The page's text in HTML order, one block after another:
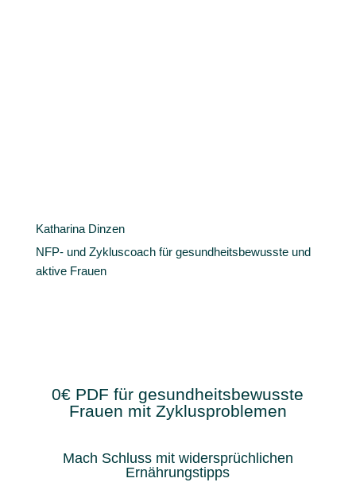
Katharina Dinzen
NFP- und Zykluscoach für gesundheitsbewusste und
aktive Frauen
0€ PDF für gesundheitsbewusste
Frauen mit Zyklusproblemen
Mach Schluss mit widersprüchlichen
Ernährungstipps